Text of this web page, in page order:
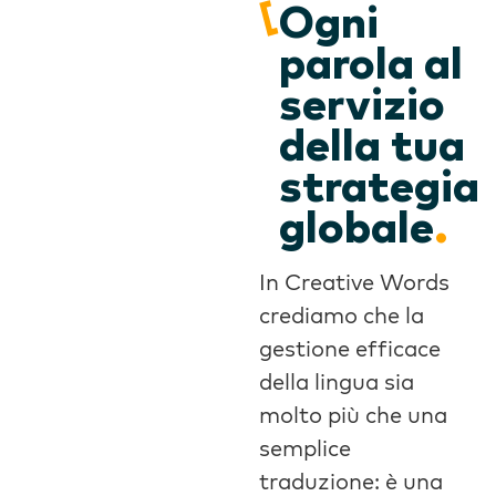
Ogni
parola al
servizio
della tua
strategia
globale.
In Creative Words
crediamo che la
gestione efficace
della lingua sia
molto più che una
semplice
traduzione: è una